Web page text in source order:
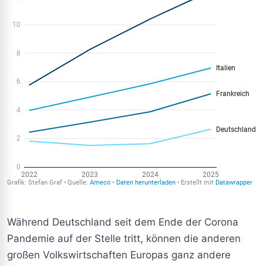
Während Deutschland seit dem Ende der Corona
Pandemie auf der Stelle tritt, können die anderen
großen Volkswirtschaften Europas ganz andere